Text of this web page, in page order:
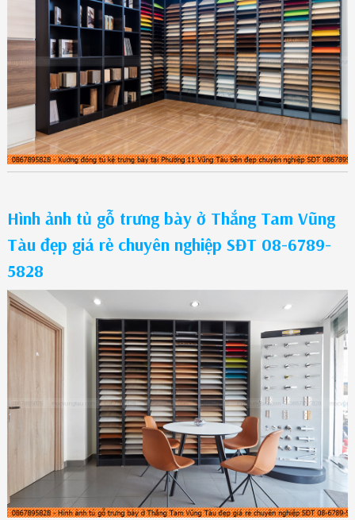
Hình ảnh tủ gỗ trưng bày ở Thắng Tam Vũng
Tàu đẹp giá rẻ chuyên nghiệp SĐT 08-6789-
5828